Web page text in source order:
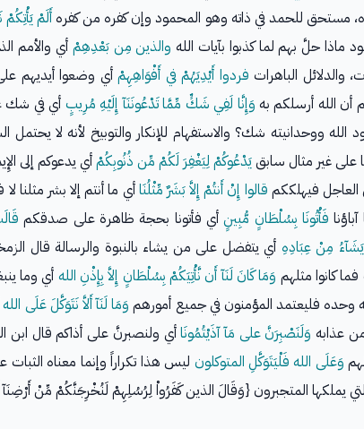
مستحق للحمد في ذاته وهو المحمود وإن كفره من كفرهأَلَمْ
ماذا حلَّ بهم لما كذبوا بآيات الله والذين مِن بَعْدِهِمْ أي والأمم
والدلائل الباهرات فردوا أَيْدِيَهُمْ في أَفْوَاهِهِمْأي وضعوا أيديهم
أن الله أرسلكم به وَإِنَّا لَفِي شَكٍّ مِّمَّا تَدْعُونَنَآ إِلَيْهِ مُرِيبٍ أي في شك
ووحدانيته شك؟ والاستفهام للإنكار والتوبيخ لأنه لا يحتمل
على غير مثال سابقيَدْعُوكُمْ لِيَغْفِرَ لَكُمْ مِّن ذُنُوبِكُمْأي يدعوكم إلى
العاجل فيهلككم قالوا إِنْ أَنتُمْ إِلاَّ بَشَرٌ مِّثْلُنَاأي ما أنتم إلا بشر مثلنا
فَأْتُونَا بِسُلْطَانٍ مُّبِينٍأي فأتونا بحجة ظاهرة على صدقكم
مِنْ عِبَادِهِ أي يتفضل على من يشاء بالنبوة والرسالة قال
كانوا مثلهم وَمَا كَانَ لَنَآ أَن نَّأْتِيَكُمْ بِسُلْطَانٍ إِلاَّ بِإِذْنِ الله أي وما
وحده فليعتمد المؤمنون في جميع أمورهم وَمَا لَنَآ أَلاَّ نَتَوَكَّلَ عَلَى الله
عذابه وَلَنَصْبِرَنَّ على مَآ آذَيْتُمُونَاأي ولنصبرنَّ على أذاكم قال ابن
وَعَلَى الله فَلْيَتَوَكَّلِ المتوكلون ليس هذا تكراراً وإنما معناه الثبات
يملكها المتجبرون {وَقَالَ الذين كَفَرُواْ لِرُسُلِهِمْ لَنُخْرِجَنَّكُمْ مِّنْ